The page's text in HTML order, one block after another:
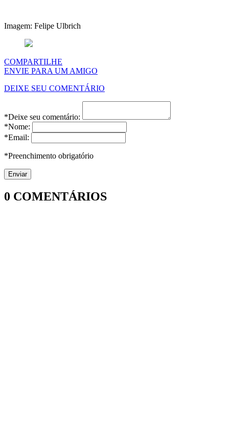
Imagem: Felipe Ulbrich
COMPARTILHE
ENVIE PARA UM AMIGO
DEIXE SEU COMENTÁRIO
*Deixe seu comentário:
*Nome:
*Email:
*Preenchimento obrigatório
0 COMENTÁRIOS